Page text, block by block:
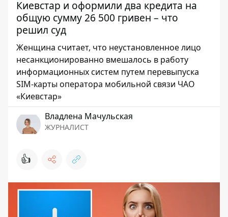
Киевстар и оформили два кредита на
общую сумму 26 500 гривен – что
решил суд
Женщина считает, что неустановленное лицо
несанкционированно вмешалось в работу
информационных систем путем перевыпуска
SIM-карты оператора мобильной связи ЧАО
«Киевстар»
Владлена Мачульская
ЖУРНАЛИСТ
👍